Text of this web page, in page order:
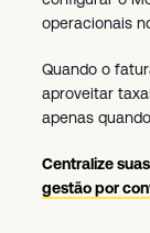
operacionais
Quando o
aproveitar
apenas
Centralize
gestão por